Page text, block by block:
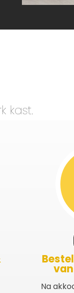
kast.
Na